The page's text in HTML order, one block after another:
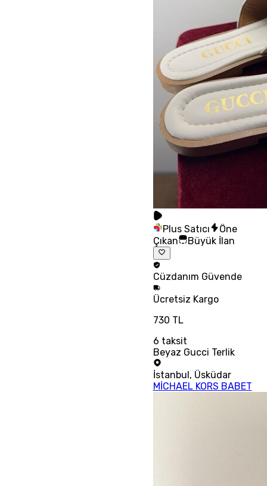
Plus Satıcı
Öne
Çıkan
Büyük İlan
Cüzdanım Güvende
Ücretsiz Kargo
730 TL
6 taksit
Beyaz Gucci Terlik
İstanbul , Üsküdar
MİCHAEL KORS BABET